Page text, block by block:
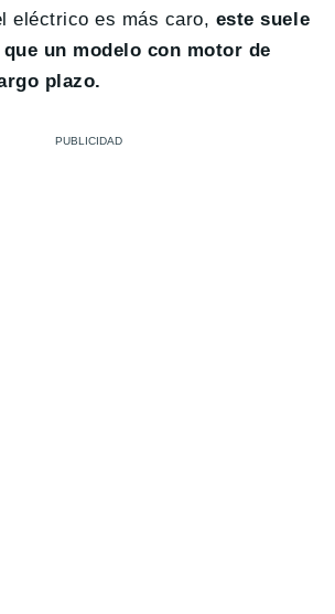
eléctrico es más caro, este suele
un modelo con motor de
plazo.